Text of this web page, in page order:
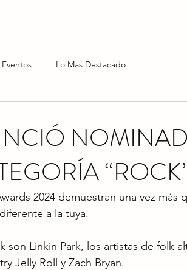
Eventos Lo Mas Destacado
2024 demuestran una vez más
a la tuya.
son Linkin Park, los artistas de folk
Jelly Roll y Zach Bryan.